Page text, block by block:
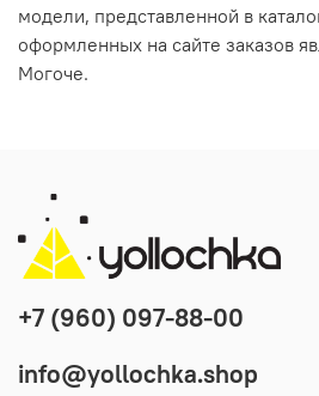
модели, представленной в
оформленных на сайте заказов
Могоче.
+7 (960) 097-88-00
info@yollochka.shop